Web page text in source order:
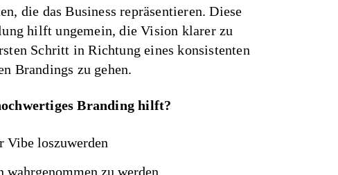
die das Business repräsentieren. Diese
hilft ungemein, die Vision klarer zu
Schritt in Richtung eines konsistenten
Brandings zu gehen.
Branding hilft?
Vibe loszuwerden
zu werden